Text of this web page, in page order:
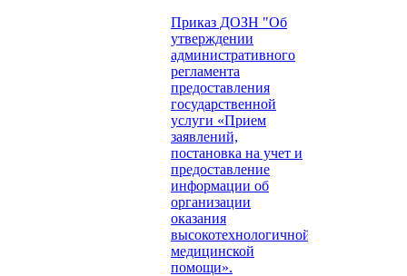
Приказ ДОЗН "Об
утверждении
административного
регламента
предоставления
государственной
услуги «Прием
заявлений,
постановка на учет и
предоставление
информации об
организации
оказания
высокотехнологичной
медицинской
помощи».